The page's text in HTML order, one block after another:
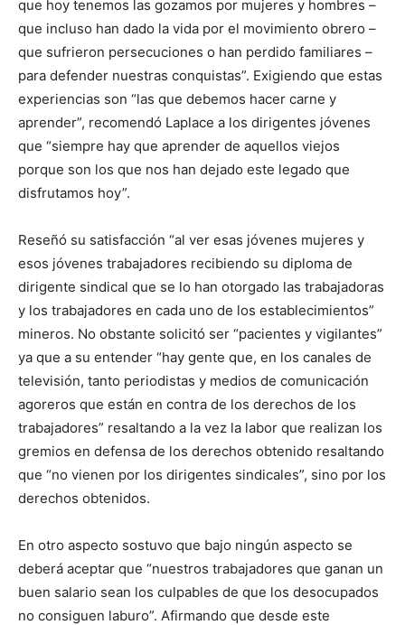
que hoy tenemos las gozamos por mujeres y hombres –
que incluso han dado la vida por el movimiento obrero –
que sufrieron persecuciones o han perdido familiares –
para defender nuestras conquistas”. Exigiendo que estas
experiencias son “las que debemos hacer carne y
aprender”, recomendó Laplace a los dirigentes jóvenes
que “siempre hay que aprender de aquellos viejos
porque son los que nos han dejado este legado que
disfrutamos hoy”.
Reseñó su satisfacción “al ver esas jóvenes mujeres y
esos jóvenes trabajadores recibiendo su diploma de
dirigente sindical que se lo han otorgado las trabajadoras
y los trabajadores en cada uno de los establecimientos”
mineros. No obstante solicitó ser “pacientes y vigilantes”
ya que a su entender “hay gente que, en los canales de
televisión, tanto periodistas y medios de comunicación
agoreros que están en contra de los derechos de los
trabajadores” resaltando a la vez la labor que realizan los
gremios en defensa de los derechos obtenido resaltando
que “no vienen por los dirigentes sindicales”, sino por los
derechos obtenidos.
En otro aspecto sostuvo que bajo ningún aspecto se
deberá aceptar que “nuestros trabajadores que ganan un
buen salario sean los culpables de que los desocupados
no consiguen laburo”. Afirmando que desde este